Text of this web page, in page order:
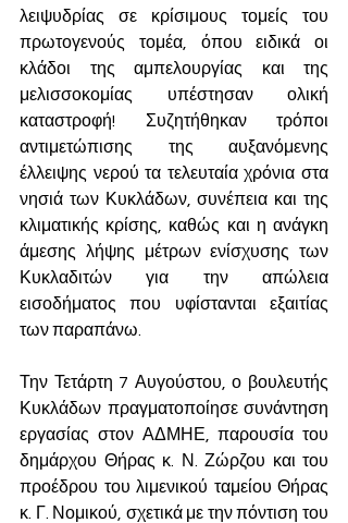
λειψυδρίας σε κρίσιμους τομείς του
πρωτογενούς τομέα, όπου ειδικά οι
κλάδοι της αμπελουργίας και της
μελισσοκομίας υπέστησαν ολική
καταστροφή! Συζητήθηκαν τρόποι
αντιμετώπισης της αυξανόμενης
έλλειψης νερού τα τελευταία χρόνια στα
νησιά των Κυκλάδων, συνέπεια και της
κλιματικής κρίσης, καθώς και η ανάγκη
άμεσης λήψης μέτρων ενίσχυσης των
Κυκλαδιτών για την απώλεια
εισοδήματος που υφίστανται εξαιτίας
των παραπάνω.
Την Τετάρτη 7 Αυγούστου, ο βουλευτής
Κυκλάδων πραγματοποίησε συνάντηση
εργασίας στον ΑΔΜΗΕ, παρουσία του
δημάρχου Θήρας κ. Ν. Ζώρζου και του
προέδρου του λιμενικού ταμείου Θήρας
κ. Γ. Νομικού, σχετικά με την πόντιση του